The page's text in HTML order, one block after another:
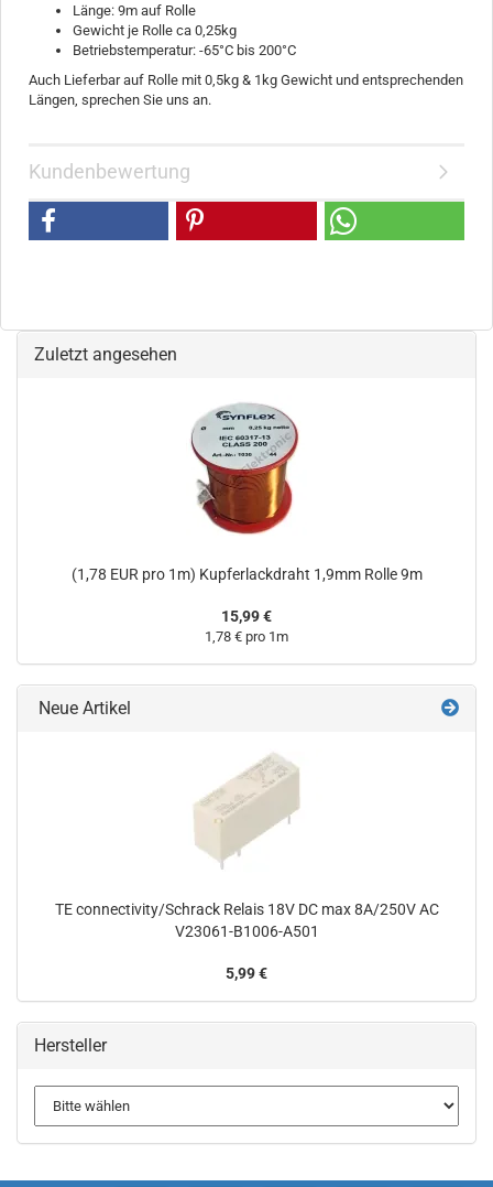
Länge: 9m auf Rolle
Gewicht je Rolle ca 0,25kg
Betriebstemperatur: -65°C bis 200°C
Auch Lieferbar auf Rolle mit 0,5kg & 1kg Gewicht und entsprechenden
Längen, sprechen Sie uns an.
Kundenbewertung
Zuletzt angesehen
(1,78 EUR pro 1m) Kupferlackdraht 1,9mm Rolle 9m
15,99 €
1,78 € pro 1m
Neue Artikel
TE connectivity/Schrack Relais 18V DC max 8A/250V AC
V23061-B1006-A501
5,99 €
Hersteller